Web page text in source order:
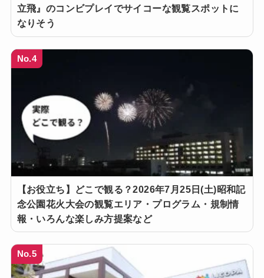
立飛』のコンビプレイでサイコーな観覧スポットに
なりそう
No.4
【お役立ち】どこで観る？2026年7月25日(土)昭和記
念公園花火大会の観覧エリア・プログラム・規制情
報・いろんな楽しみ方提案など
No.5